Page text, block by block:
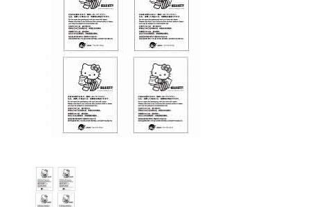
お問合せはこちら